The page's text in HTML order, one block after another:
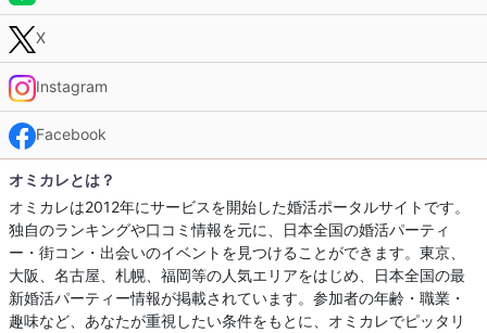
X
Instagram
Facebook
オミカレとは？
オミカレは2012年にサービスを開始した婚活ポータルサイトです。
独自のランキングや口コミ情報を元に、日本全国の婚活パーティ
ー・街コン・出会いのイベントを見つけることができます。東京、
大阪、名古屋、札幌、福岡等の人気エリアをはじめ、日本全国の最
新婚活パーティー情報が掲載されています。参加者の年齢・職業・
趣味など、あなたが重視したい条件をもとに、オミカレでピッタリ